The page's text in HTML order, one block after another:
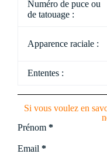
Numéro de puce ou
de tatouage :
Apparence raciale :
Ententes :
Si vous voulez en
Section
Prénom *
Email *